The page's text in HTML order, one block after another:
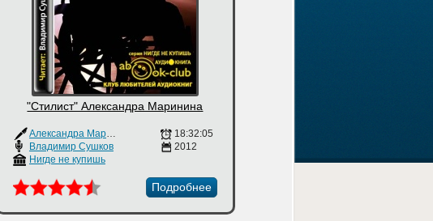
"Стилист" Александра Маринина
Александра Маринина
Владимир Сушков
Нигде не купишь
18:32:05
2012
Подробнее